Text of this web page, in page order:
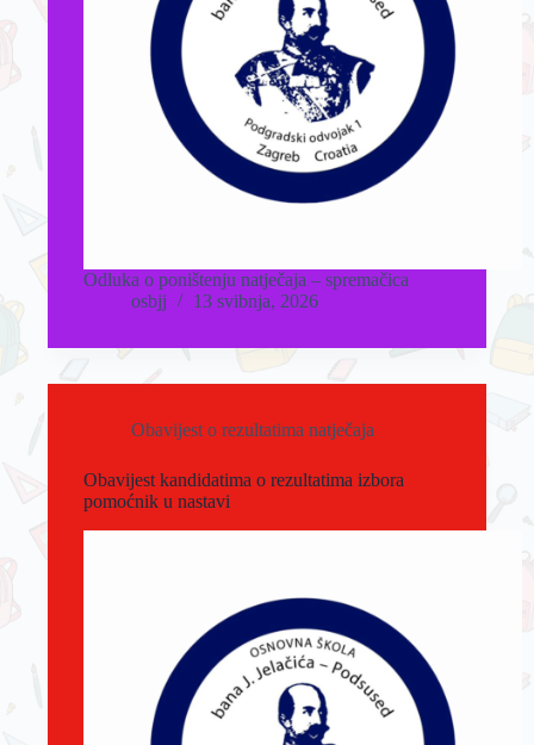
Odluka o poništenju natječaja – spremačica
osbjj
13 svibnja, 2026
Obavijest o rezultatima natječaja
Obavijest kandidatima o rezultatima izbora
pomoćnik u nastavi